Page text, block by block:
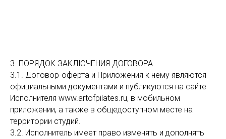
3. ПОРЯДОК ЗАКЛЮЧЕНИЯ ДОГОВОРА.
3.1. Договор-оферта и Приложения к нему являются
официальными документами и публикуются на сайте
Исполнителя www.artofpilates.ru, в мобильном
приложении, а также в общедоступном месте на
территории студий.
3.2. Исполнитель имеет право изменять и дополнять